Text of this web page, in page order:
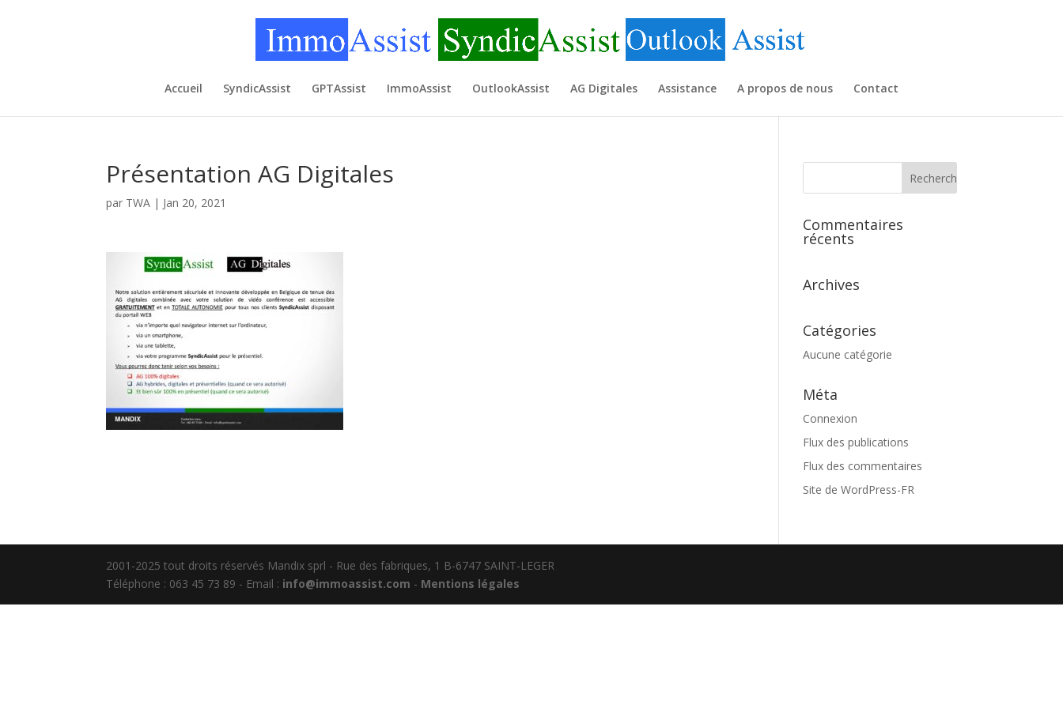
Accueil SyndicAssist GPTAssist ImmoAssist OutlookAssist AG Digitales Assistance A propos de nous Contact
Présentation AG Digitales
par TWA | Jan 20, 2021
Commentaires
récents
Archives
Catégories
Aucune catégorie
Méta
Connexion
Flux des publications
Flux des commentaires
Site de WordPress-FR
2001-2025 tout droits réservés Mandix sprl - Rue des fabriques, 1 B-6747 SAINT-LEGER
Téléphone : 063 45 73 89 - Email : info@immoassist.com - Mentions légales